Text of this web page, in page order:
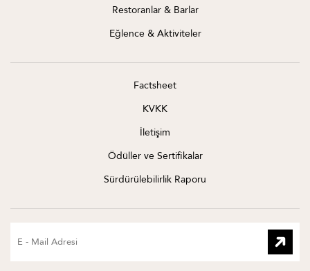
Restoranlar & Barlar
Eğlence & Aktiviteler
Factsheet
KVKK
İletişim
Ödüller ve Sertifikalar
Sürdürülebilirlik Raporu